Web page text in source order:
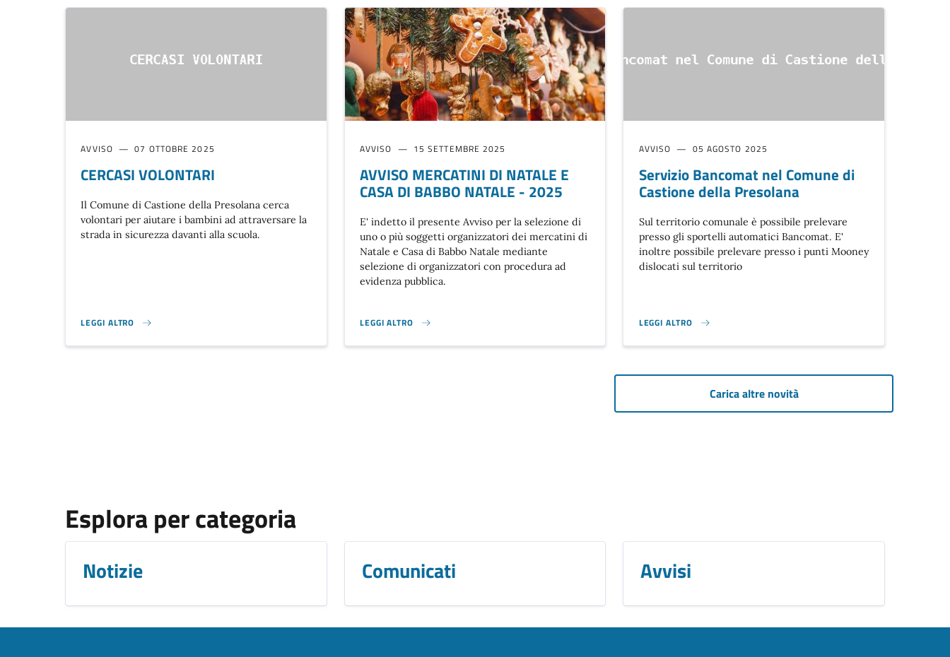
AVVISO 07 OTTOBRE 2025
CERCASI VOLONTARI
Il Comune di Castione della Presolana cerca
volontari per aiutare i bambini ad attraversare la
strada in sicurezza davanti alla scuola.
LEGGI ALTRO
CERCASI VOLONTARI}
AVVISO 15 SETTEMBRE 2025
AVVISO MERCATINI DI NATALE E
CASA DI BABBO NATALE - 2025
E' indetto il presente Avviso per la selezione di
uno o più soggetti organizzatori dei mercatini di
Natale e Casa di Babbo Natale mediante
selezione di organizzatori con procedura ad
evidenza pubblica.
LEGGI ALTRO
AVVISO MERCATINI DI NATALE E CASA DI BABBO NATALE - 2025}
AVVISO 05 AGOSTO 2025
Servizio Bancomat nel Comune di
Castione della Presolana
Sul territorio comunale è possibile prelevare
presso gli sportelli automatici Bancomat. E'
inoltre possibile prelevare presso i punti Mooney
dislocati sul territorio
LEGGI ALTRO
SERVIZIO BANCOMAT NEL COMUNE DI CASTIONE DELLA PRESOLANA}
Carica altre novità
Esplora per categoria
Notizie Comunicati Avvisi